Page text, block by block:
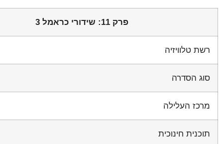
פרק 11: שידורי כראמל 3
רשת טלוויזיה
סוג הסדרה
מרכז העלילה
תוכנית חינוכית